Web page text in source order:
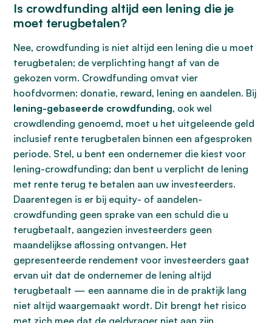
Is crowdfunding altijd een lening die je
moet terugbetalen?
Nee, crowdfunding is niet altijd een lening die u moet
terugbetalen; de verplichting hangt af van de
gekozen vorm. Crowdfunding omvat vier
hoofdvormen: donatie, reward, lening en aandelen. Bij
lening-gebaseerde crowdfunding, ook wel
crowdlending genoemd, moet u het uitgeleende geld
inclusief rente terugbetalen binnen een afgesproken
periode. Stel, u bent een ondernemer die kiest voor
lening-crowdfunding; dan bent u verplicht de lening
met rente terug te betalen aan uw investeerders.
Daarentegen is er bij equity- of aandelen-
crowdfunding geen sprake van een schuld die u
terugbetaalt, aangezien investeerders geen
maandelijkse aflossing ontvangen. Het
gepresenteerde rendement voor investeerders gaat
ervan uit dat de ondernemer de lening altijd
terugbetaalt — een aanname die in de praktijk lang
niet altijd waargemaakt wordt. Dit brengt het risico
met zich mee dat de geldvrager niet aan zijn